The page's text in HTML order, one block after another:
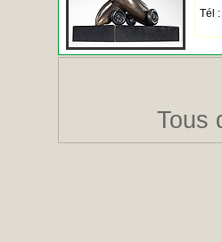
Tél
Tous